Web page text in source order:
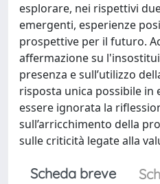
esplorare, nei rispettivi
emergenti, esperienze
prospettive per il futuro.
affermazione su
presenza e sull’utilizzo
risposta unica possibile in
essere ignorata la
sull’arricchimento della
sulle criticità legate alla
Scheda breve